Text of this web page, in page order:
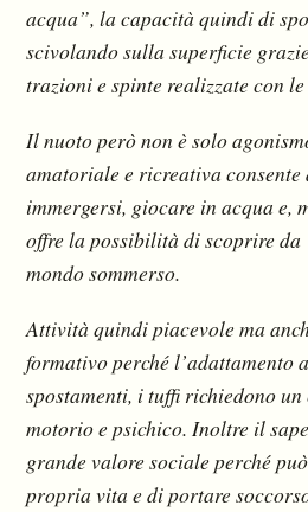
acqua”, la capacità quindi di
scivolando sulla superficie
trazioni e spinte realizzate con
Il nuoto però non è solo
amatoriale e ricreativa
immergersi, giocare in acqua e,
offre la possibilità di scoprire
mondo sommerso.
Attività quindi piacevole ma
formativo perché l’adattamento
spostamenti, i tuffi richiedono
motorio e psichico. Inoltre il
grande valore sociale perché
propria vita e di portare